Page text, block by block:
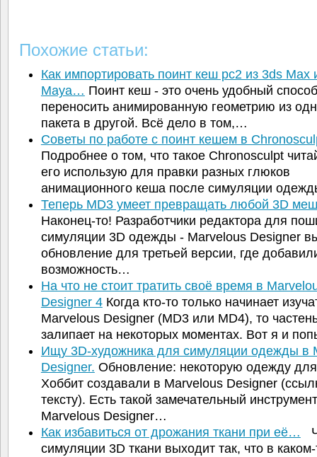
Похожие статьи:
Как импортировать поинт кеш pc2 из 3ds Max
Maya… Поинт кеш - это очень удобный способ
переносить анимированную геометрию из
пакета в другой. Всё дело в том,…
Советы по работе с поинт кешем в
Подробнее о том, что такое Chronosculpt
его использую для правки разных глюков
анимационного кеша после симуляции
Теперь MD3 умеет превращать любой 3D
Наконец-то! Разработчики редактора для
симуляции 3D одежды - Marvelous Designer
обновление для третьей версии, где
возможность…
На что не стоит тратить своё время в
Designer 4Когда кто-то только начинает
Marvelous Designer (MD3 или MD4), то
залипает на некоторых моментах. Вот я и
Ищу 3D-художника для симуляции одежды в
Designer. Обновление: некоторую одежду
Хоббит создавали в Marvelous Designer
тексту). Есть такой замечательный инструмент
Marvelous Designer…
Как избавиться от дрожания ткани при её…
симуляции 3D ткани выходит так, что в каком-